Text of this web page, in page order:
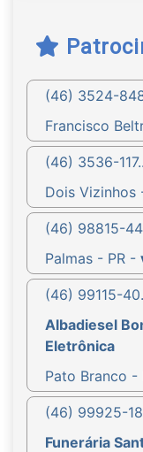
(46) 3524-
Francisco
(46) 3536-117..
Dois Vizinhos
(46) 98815-
Palmas - PR -
(46) 99115-
Albadiesel
Eletrônica
Pato Branco -
(46) 99925-
Funerária